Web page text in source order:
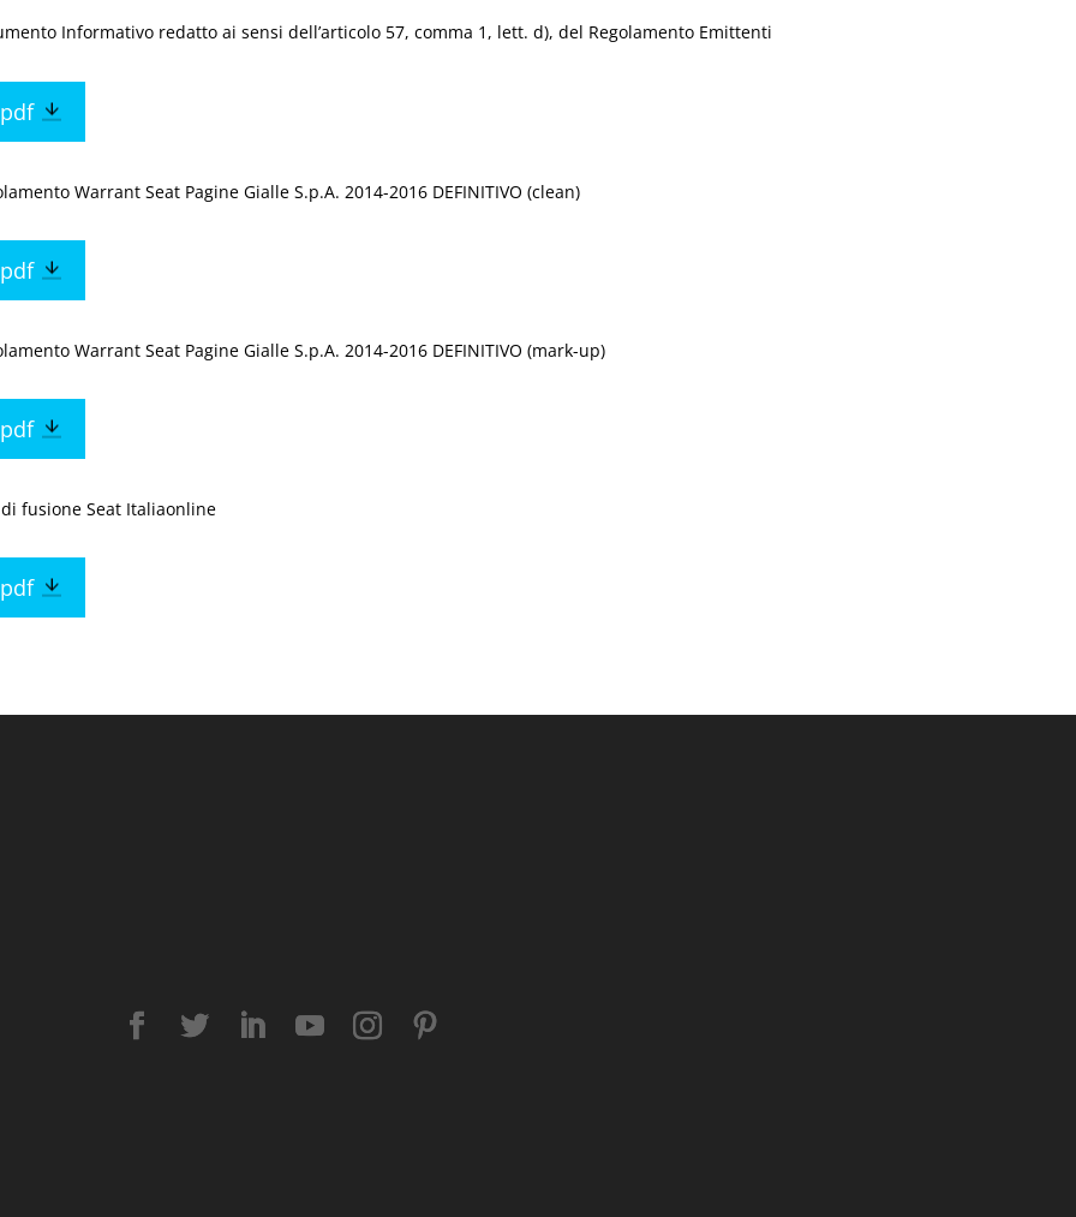
Informativo redatto ai sensi dell’articolo 57, comma 1, lett. d), del Regolamento Emittenti
pdf
Warrant Seat Pagine Gialle S.p.A. 2014-2016 DEFINITIVO (clean)
pdf
Warrant Seat Pagine Gialle S.p.A. 2014-2016 DEFINITIVO (mark-up)
pdf
fusione Seat Italiaonline
pdf